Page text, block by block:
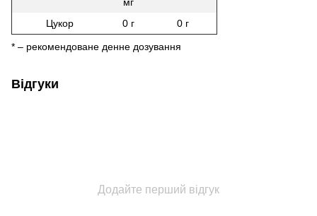
мг
Цукор 0 г 0 г
* – рекомендоване денне дозування
Відгуки
Додайте перший відгук